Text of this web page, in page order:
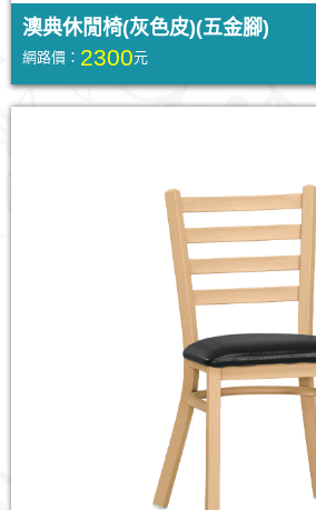
澳典休閒椅(灰色皮)(五金腳)
網路價： 2300元